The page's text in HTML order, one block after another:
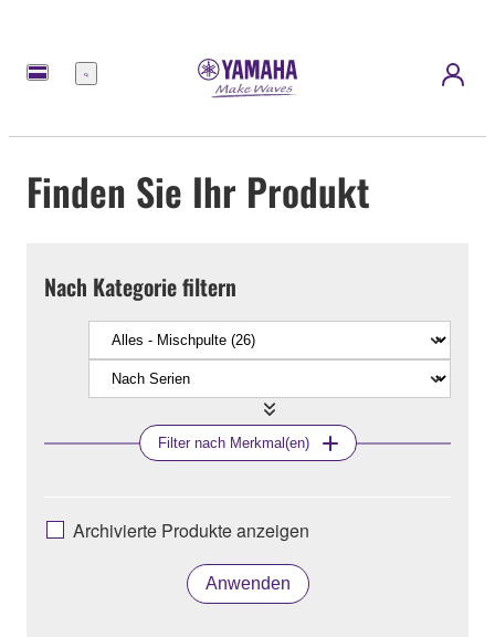
Menü
Finden Sie Ihr Produkt
Nach Kategorie filtern
Filter nach Merkmal(en)
Archivierte Produkte anzeigen
Anwenden